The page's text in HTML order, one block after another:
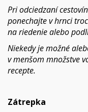
Pri odciedzaní
ponechajte v hrnci
na riedenie alebo
Niekedy je možné
v menšom množstve
recepte.
Zátrepka